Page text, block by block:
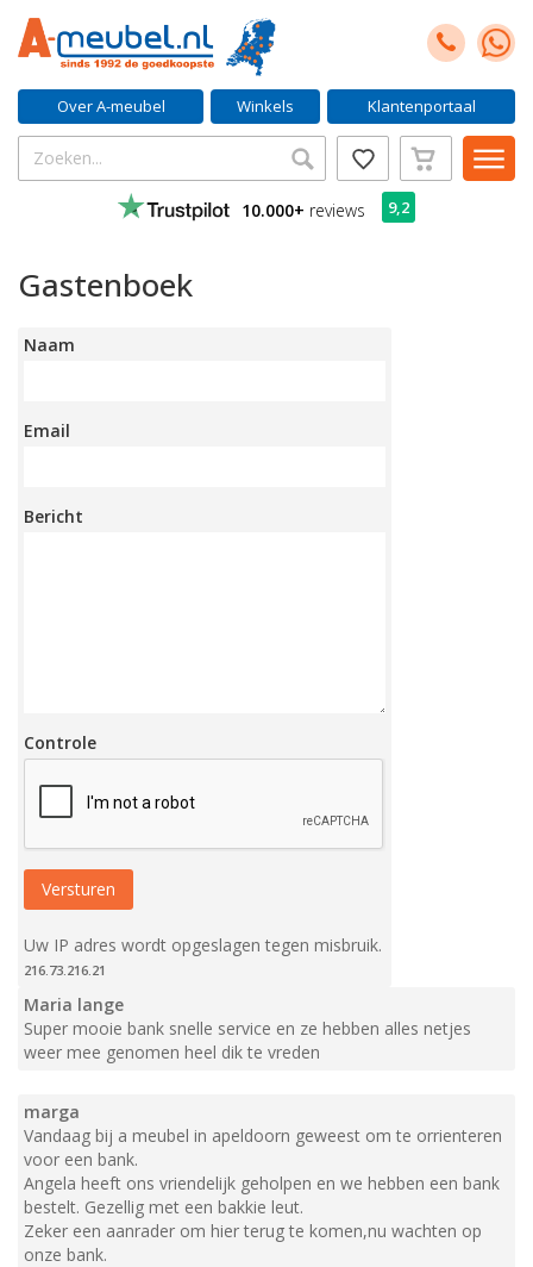
Over A-meubel Winkels Klantenportaal
10.000+ reviews 9,2
Gastenboek
Naam
Email
Bericht
Controle
Uw IP adres wordt opgeslagen tegen misbruik.
216.73.216.21
Maria lange
Super mooie bank snelle service en ze hebben alles netjes
weer mee genomen heel dik te vreden
marga
Vandaag bij a meubel in apeldoorn geweest om te orrienteren
voor een bank.
Angela heeft ons vriendelijk geholpen en we hebben een bank
bestelt. Gezellig met een bakkie leut.
Zeker een aanrader om hier terug te komen,nu wachten op
onze bank.